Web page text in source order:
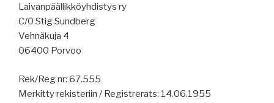
Laivanpäällikköyhdistys ry
C/0 Stig Sundberg
Vehnäkuja 4
06400 Porvoo
Rek/Reg nr: 67.555
Merkitty rekisteriin / Registrerats: 14.06.1955